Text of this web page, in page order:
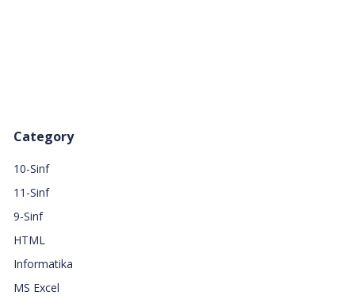
Category
10-Sinf
11-Sinf
9-Sinf
HTML
Informatika
MS Excel